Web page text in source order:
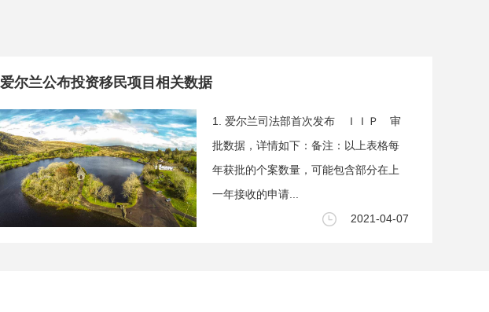
爱尔兰公布投资移民项目相关数据
1. 爱尔兰司法部首次发布 ＩＩＰ 审
批数据，详情如下：备注：以上表格每
年获批的个案数量，可能包含部分在上
一年接收的申请...
2021-04-07